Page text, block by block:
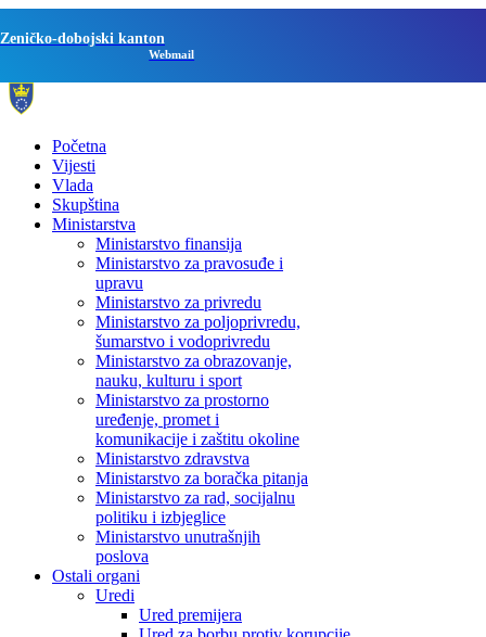
Zeničko-dobojski kanton
Webmail
Početna
Vijesti
Vlada
Skupština
Ministarstva
Ministarstvo finansija
Ministarstvo za pravosuđe i
upravu
Ministarstvo za privredu
Ministarstvo za poljoprivredu,
šumarstvo i vodoprivredu
Ministarstvo za obrazovanje,
nauku, kulturu i sport
Ministarstvo za prostorno
uređenje, promet i
komunikacije i zaštitu okoline
Ministarstvo zdravstva
Ministarstvo za boračka pitanja
Ministarstvo za rad, socijalnu
politiku i izbjeglice
Ministarstvo unutrašnjih
poslova
Ostali organi
Uredi
Ured premijera